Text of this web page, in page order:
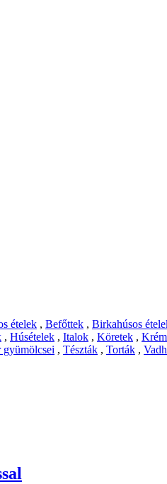
ételek , Befőttek , Birkahúsos
, Húsételek , Italok , Köretek ,
gyümölcsei , Tészták , Torták ,